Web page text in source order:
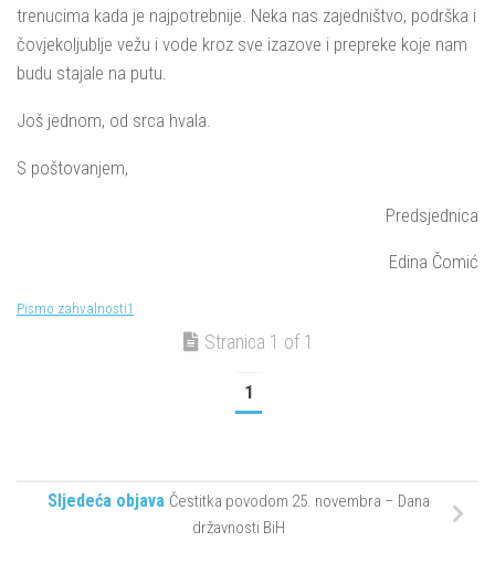
trenucima kada je najpotrebnije. Neka nas zajedništvo, podrška i
čovjekoljublje vežu i vode kroz sve izazove i prepreke koje nam
budu stajale na putu.
Još jednom, od srca hvala.
S poštovanjem,
Predsjednica
Edina Čomić
Pismo zahvalnosti1
Stranica 1 of 1
1
Sljedeća objava Čestitka povodom 25. novembra – Dana
državnosti BiH